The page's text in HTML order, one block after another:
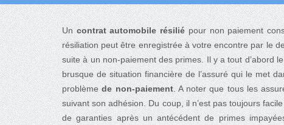
Uncontrat automobile résiliépour non paiement
résiliation peut être enregistrée à votre encontre par le
suite à un non-paiement des primes. Il y a tout d’abord
brusque de situation financière de l’assuré qui le met
problèmede non-paiement. A noter que tous les
suivant son adhésion. Du coup, il n’est pas toujours
de garanties après un antécédent de primes